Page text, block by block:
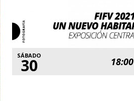
SÁBADO
30 18:00